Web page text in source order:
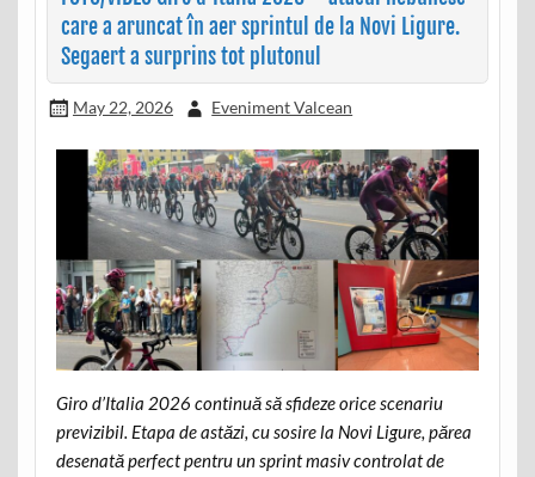
care a aruncat în aer sprintul de la Novi Ligure.
Segaert a surprins tot plutonul
May 22, 2026 Eveniment Valcean
Giro d’Italia 2026 continuă să sfideze orice scenariu
previzibil. Etapa de astăzi, cu sosire la Novi Ligure, părea
desenată perfect pentru un sprint masiv controlat de